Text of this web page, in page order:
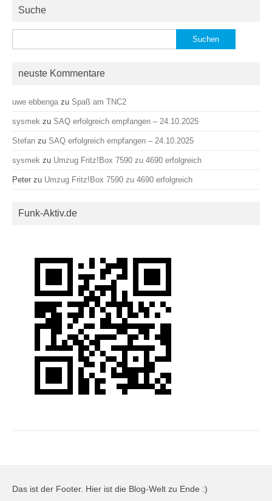
Suche
nach:
neuste Kommentare
uwe ebbenga zu Spaß am TNC2
sysmek zu SAQ erfolgreich empfangen – 24.10.2025
Stefan zu SAQ erfolgreich empfangen – 24.10.2025
sysmek zu Umzug Fritz!Box 7590 zu 4690 erfolgreich
Peter zu Umzug Fritz!Box 7590 zu 4690 erfolgreich
Funk-Aktiv.de
Das ist der Footer. Hier ist die Blog-Welt zu Ende :)